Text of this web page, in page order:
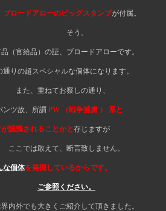
ブロードアローのビッグスタンプが付属。
。
、ブロードアローです。
ルな個体になります。
しの通り、
所謂 PW （戦争捕虜 ） 系と
ることかと存じますが
言致しません。
な個体を発掘しているからです。
ご参照ください。
くご紹介して頂きました。